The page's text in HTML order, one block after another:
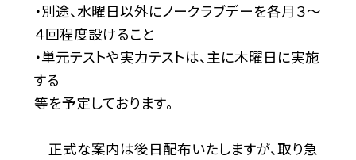
・別途、水曜日以外にノークラブデーを各月３〜
４回程度設けること
・単元テストや実力テストは、主に木曜日に実施
する
等を予定しております。
正式な案内は後日配布いたしますが、取り急